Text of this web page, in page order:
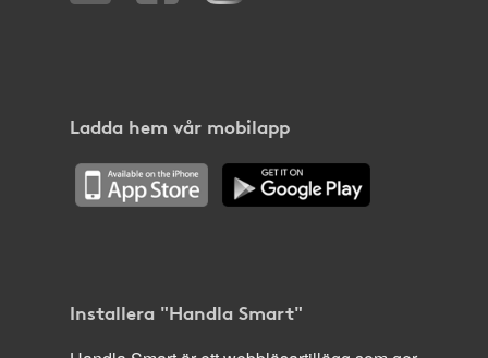
Ladda hem vår mobilapp
Installera "Handla Smart"